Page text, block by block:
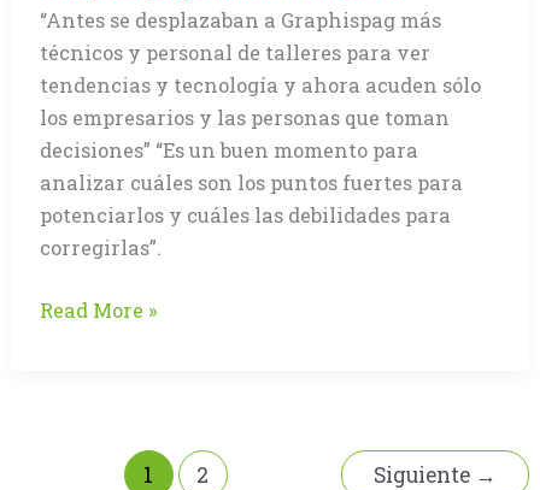
“Antes se desplazaban a Graphispag más
técnicos y personal de talleres para ver
tendencias y tecnología y ahora acuden sólo
los empresarios y las personas que toman
decisiones” “Es un buen momento para
analizar cuáles son los puntos fuertes para
potenciarlos y cuáles las debilidades para
corregirlas”.
Entrevista
Read More »
1 2 Siguiente →